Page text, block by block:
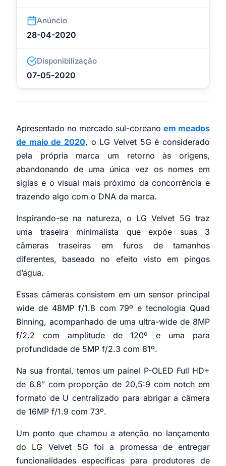
Anúncio
28-04-2020
Disponibilização
07-05-2020
Apresentado no mercado sul-coreano em meados
de maio de 2020, o LG Velvet 5G é considerado
pela própria marca um retorno às origens,
abandonando de uma única vez os nomes em
siglas e o visual mais próximo da concorrência e
trazendo algo com o DNA da marca.
Inspirando-se na natureza, o LG Velvet 5G traz
uma traseira minimalista que expõe suas 3
câmeras traseiras em furos de tamanhos
diferentes, baseado no efeito visto em pingos
d’água.
Essas câmeras consistem em um sensor principal
wide de 48MP f/1.8 com 79º e tecnologia Quad
Binning, acompanhado de uma ultra-wide de 8MP
f/2.2 com amplitude de 120º e uma para
profundidade de 5MP f/2.3 com 81º.
Na sua frontal, temos um painel P-OLED Full HD+
de 6.8″ com proporção de 20,5:9 com notch em
formato de U centralizado para abrigar a câmera
de 16MP f/1.9 com 73º.
Um ponto que chamou a atenção no lançamento
do LG Velvet 5G foi a promessa de entregar
funcionalidades específicas para produtores de